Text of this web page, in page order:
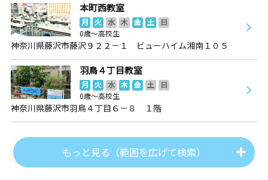
本町西教室
月 火 水 木 金 土
日
0歳～高校生
神奈川県藤沢市藤沢９２２－１ ビューハイム湘南１０５
羽鳥４丁目教室
月 火 水 木 金 土
日
0歳～高校生
神奈川県藤沢市羽鳥４丁目６－８ １階
もっと見る（範囲を広げて検索）